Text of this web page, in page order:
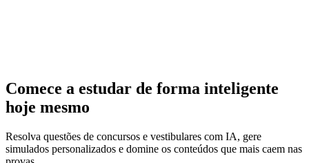
Comece a estudar de forma inteligente
hoje mesmo
Resolva questões de concursos e vestibulares com IA, gere
simulados personalizados e domine os conteúdos que mais caem nas